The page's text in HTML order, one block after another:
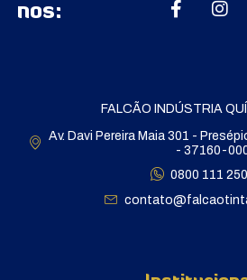
nos:
FALCÃO INDÚSTRIA
Av. Davi Pereira Maia 301 -
- 37160-
0800 111